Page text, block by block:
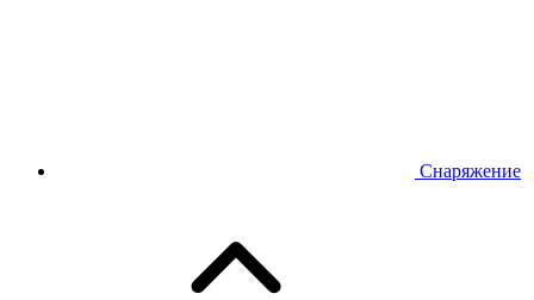
Снаряжение